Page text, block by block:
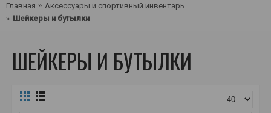
Главная
Аксессуары и спортивный инвентарь
Шейкеры и бутылки
ШЕЙКЕРЫ И БУТЫЛКИ